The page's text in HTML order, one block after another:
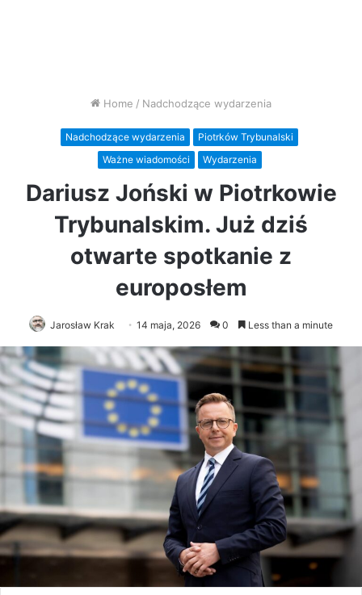
Home / Nadchodzące wydarzenia
Nadchodzące wydarzenia
Piotrków Trybunalski
Ważne wiadomości
Wydarzenia
Dariusz Joński w Piotrkowie
Trybunalskim. Już dziś
otwarte spotkanie z
europosłem
Jarosław Krak 14 maja, 2026 0 Less than a minute